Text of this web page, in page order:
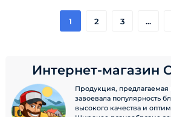
1 2 3 ...
Интернет-магазин
Продукция,
завоевала популярность
высокого качества и